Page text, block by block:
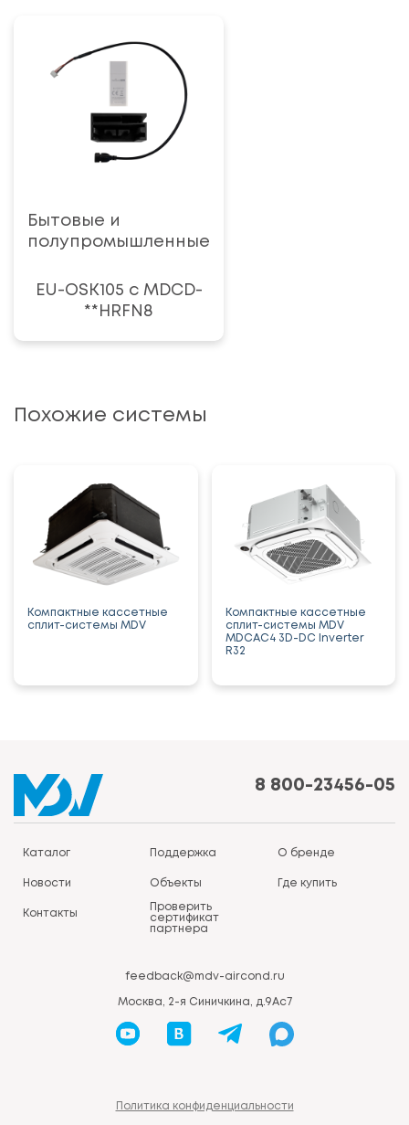
Бытовые и
полупромышленные
EU-OSK105 с MDCD-
**HRFN8
Похожие системы
Компактные кассетные
сплит-системы MDV
Компактные кассетные
сплит-системы MDV
MDCAС4 3D-DC Inverter
R32
8 800-23456-05
Каталог Поддержка О бренде
Новости Объекты Где купить
Контакты
Проверить
сертификат
партнера
feedback@mdv-aircond.ru
Москва, 2-я Синичкина, д.9Ас7
Политика конфиденциальности